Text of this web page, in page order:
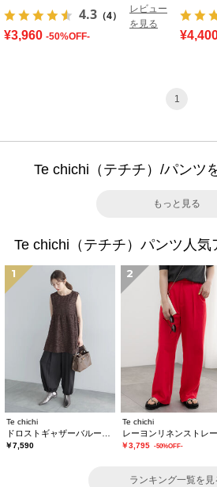
4.3 （4）
レビュー
を見る
¥3,960 -50%OFF-
1
Te chichi（テチチ）/パンツ
もっと見る
Te chichi（テチチ）パンツ人
1
Te chichi
￥7,590
2
Te chichi
￥3,795 -50%OFF-
ランキング一覧を見